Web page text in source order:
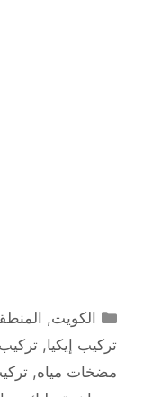
التصنيفات
الكويت,
تركيب إيكيا,
مضخات مياه,